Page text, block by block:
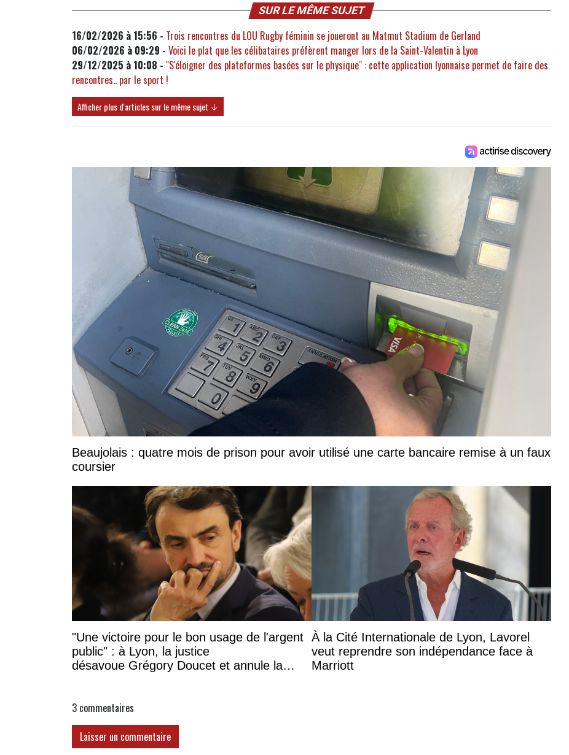
SUR LE MÊME SUJET
16/02/2026 à 15:56 - Trois rencontres du LOU Rugby féminin se joueront au Matmut Stadium de Gerland
06/02/2026 à 09:29 - Voici le plat que les célibataires préfèrent manger lors de la Saint-Valentin à Lyon
29/12/2025 à 10:08 - "S'éloigner des plateformes basées sur le physique" : cette application lyonnaise permet de faire des
rencontres.. par le sport !
Afficher plus d'articles sur le même sujet ↓
Beaujolais : quatre mois de prison pour avoir utilisé une carte bancaire remise à un faux
coursier
"Une victoire pour le bon usage de l'argent
public" : à Lyon, la justice
désavoue Grégory Doucet et annule la
À la Cité Internationale de Lyon, Lavorel
veut reprendre son indépendance face à
Marriott
3 commentaires
Laisser un commentaire